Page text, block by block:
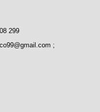
299
;